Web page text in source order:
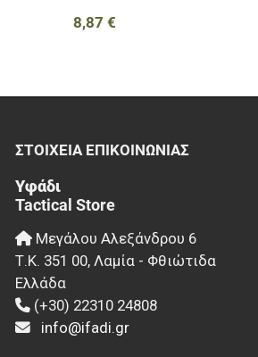
Navy Melange
Orange
Petrol
Purple
Raf Blue
Red
Red-Black
Rose
Royal Blue
Rusty
8,87 €
ΣΤΟΙΧΕΊΑ EΠΙΚΟΙΝΩΝΊΑΣ
Υφάδι
Tactical Store
Μεγάλου Αλεξάνδρου 6
Τ.Κ. 351 00, Λαμία - Φθιώτιδα
Ελλάδα
(+30) 22310 24808
info@ifadi.gr